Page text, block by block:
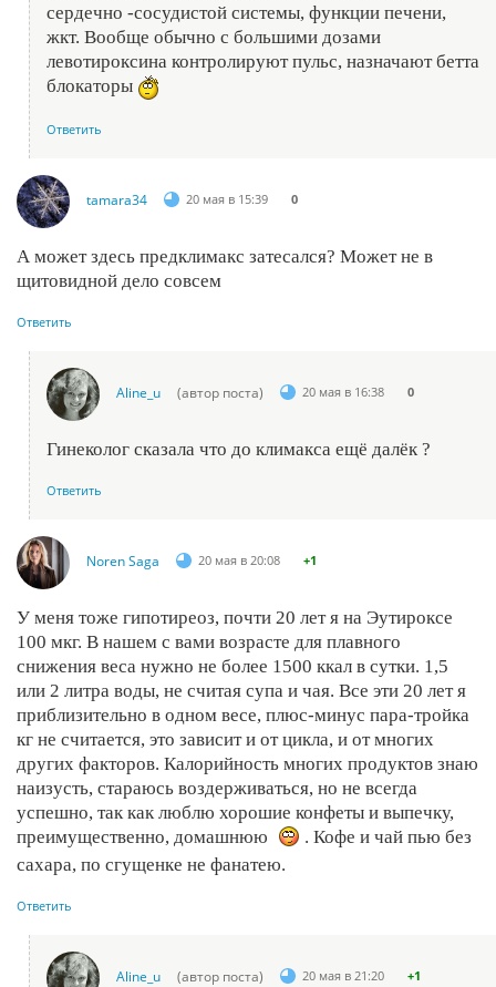
сердечно -сосудистой системы, функции печени,
жкт. Вообще обычно с большими дозами
левотироксина контролируют пульс, назначают бетта
блокаторы
Ответить
tamara34 20 мая в 15:39 0
А может здесь предклимакс затесался? Может не в
щитовидной дело совсем
Ответить
Aline_u (автор поста) 20 мая в 16:38 0
Гинеколог сказала что до климакса ещё далёк ?
Ответить
Noren Saga 20 мая в 20:08 +1
У меня тоже гипотиреоз, почти 20 лет я на Эутироксе
100 мкг. В нашем с вами возрасте для плавного
снижения веса нужно не более 1500 ккал в сутки. 1,5
или 2 литра воды, не считая супа и чая. Все эти 20 лет я
приблизительно в одном весе, плюс-минус пара-тройка
кг не считается, это зависит и от цикла, и от многих
других факторов. Калорийность многих продуктов знаю
наизусть, стараюсь воздерживаться, но не всегда
успешно, так как люблю хорошие конфеты и выпечку,
преимущественно, домашнюю
. Кофе и чай пью без
сахара, по сгущенке не фанатею.
Ответить
Aline_u (автор поста) 20 мая в 21:20 +1